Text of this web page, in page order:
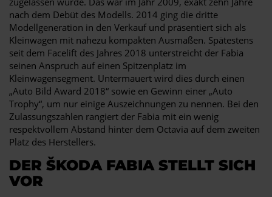
nach dem Debüt des Modells. 2014 ging die dritte
Modellgeneration in den Verkauf und präsentiert sich als
Kleinwagen mit nahezu kompakten Ausmaßen. Spätestens
seit dem Facelift des Jahres 2018 unterstreicht der Fabia
seinen Anspruch auf einen Spitzenplatz im
Kleinwagensegment. Untermauert wird dies durch einen
„Auto Bild Award 2018“ sowie en Gewinn einer „Auto
Trophy“, um nur einige Auszeichnungen zu nennen. Bei den
Zulassungszahlen rangiert der Fabia mit ein wenig
respektvollem Abstand hinter dem Octavia auf dem zweiten
Platz des Herstellers.
DER ŠKODA FABIA STELLT SICH
VOR